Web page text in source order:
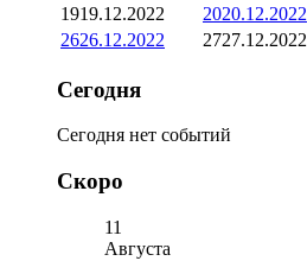
1919.12.2022 2020.12.2022
2626.12.2022 2727.12.2022
Сегодня
Сегодня нет событий
Скоро
11
Августа